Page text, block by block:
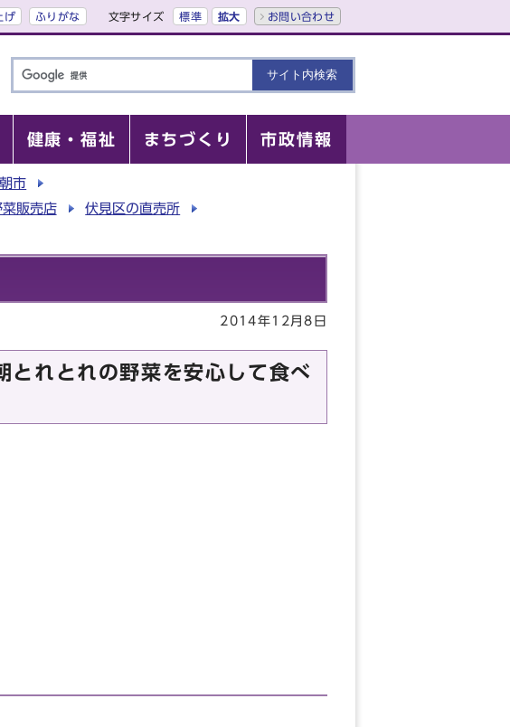
げ ふりがな 文字サイズ 標準 拡大 お問い合わせ
健康・福祉 まちづくり 市政情報
市
販売店
伏見区の直売所
2014年12月8日
れとれの野菜を安心して食べ